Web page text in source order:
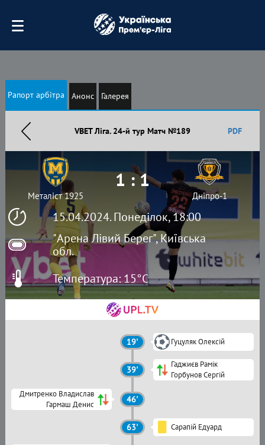
Рапорт арбітра Анонс Галерея
VBET Ліга. 24-й тур Матч №189 PDF
15.04.2024. Понеділок, 18:00
"Арена Лівий Берег", Київська
обл.
Металіст 1925
1 : 1
Дніпро-1
Температура: 15°C
19' Гуцуляк Олексій
39'
Гаджиєв Рамік
Горбунов Сергій
Дмитренко Владислав
Гармаш Денис
46'
63' Сарапій Едуард